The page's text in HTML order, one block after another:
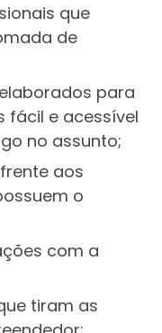
que
de
para
fácil e acessível
no assunto;
aos
o
com a
tiram as